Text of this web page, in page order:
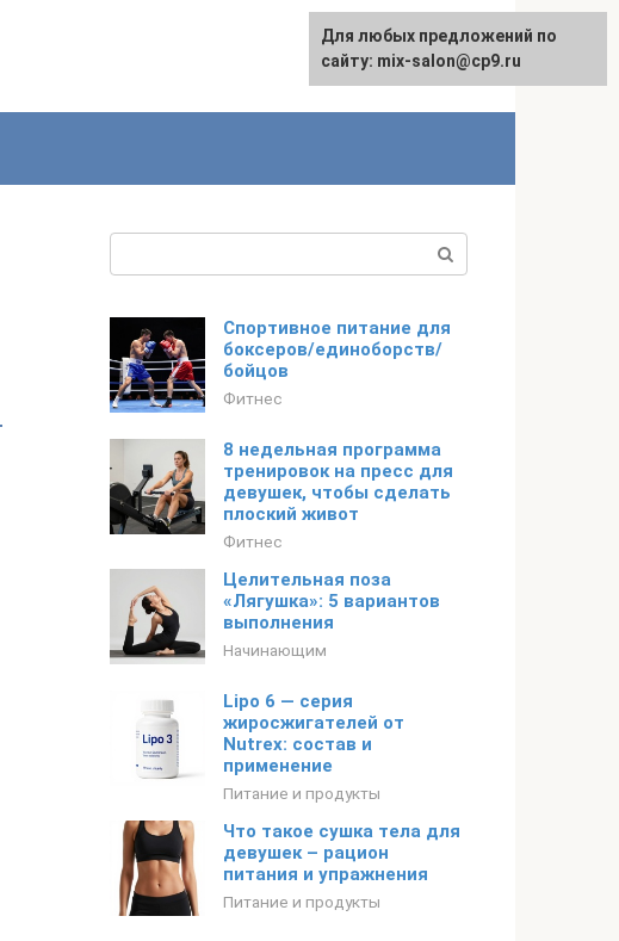
Спортивное питание для
боксеров/единоборств/
бойцов
Фитнес
8 недельная программа
тренировок на пресс для
девушек, чтобы сделать
плоский живот
Фитнес
Целительная поза
«Лягушка»: 5 вариантов
выполнения
Начинающим
Lipo 6 — серия
жиросжигателей от
Nutrex: состав и
применение
Питание и продукты
Что такое сушка тела для
девушек – рацион
питания и упражнения
Питание и продукты
Для любых предложений по
сайту: mix-salon@cp9.ru